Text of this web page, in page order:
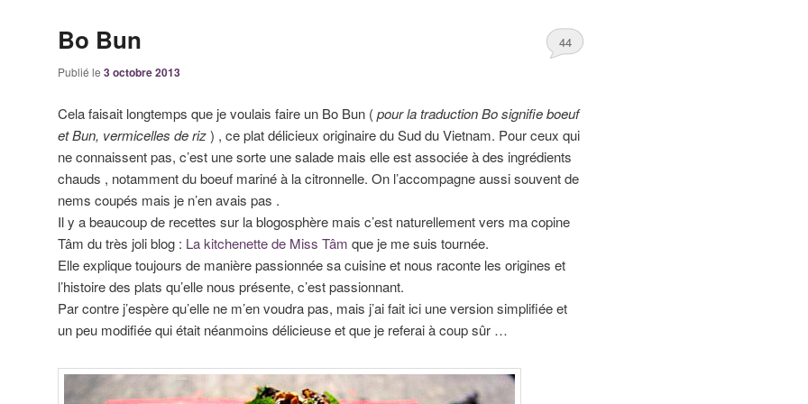
Bo Bun
Publié le 3 octobre 2013
44
Cela faisait longtemps que je voulais faire un Bo Bun (pour la traduction Bo signifie boeuf
et Bun, vermicelles de riz) , ce plat délicieux originaire du Sud du Vietnam. Pour ceux qui
ne connaissent pas, c’est une sorte une salade mais elle est associée à des ingrédients
chauds , notamment du boeuf mariné à la citronnelle. On l’accompagne aussi souvent de
nems coupés mais je n’en avais pas .
Il y a beaucoup de recettes sur la blogosphère mais c’est naturellement vers ma copine
Tâm du très joli blog : La kitchenette de Miss Tâm que je me suis tournée.
Elle explique toujours de manière passionnée sa cuisine et nous raconte les origines et
l’histoire des plats qu’elle nous présente, c’est passionnant.
Par contre j’espère qu’elle ne m’en voudra pas, mais j’ai fait ici une version simplifiée et
un peu modifiée qui était néanmoins délicieuse et que je referai à coup sûr …